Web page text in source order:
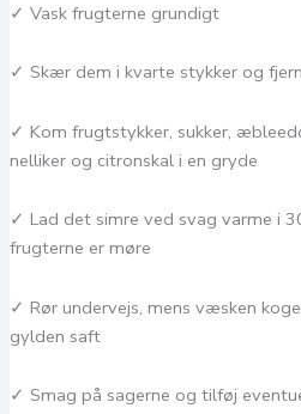
✓ Vask frugterne grundigt
✓ Skær dem i kvarte stykker og
✓ Kom frugtstykker, sukker,
nelliker og citronskal i en gryde
✓ Lad det simre ved svag varme i
frugterne er møre
✓ Rør undervejs, mens væsken
gylden saft
✓ Smag på sagerne og tilføj